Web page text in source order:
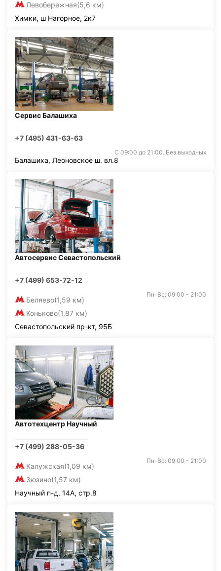
Левобережная(5,6 км)
Химки, ш Нагорное, 2к7
Сервис Балашиха
+7 (495) 431-63-63
С 09:00 до 21:00. Без выходных
Балашиха, Леоновское ш. вл.8
Автосервис Севастопольский
+7 (499) 653-72-12
Беляево(1,59 км)
Коньково(1,87 км)
Пн-Вс: 09:00 - 21:00
Севастопольский пр-кт, 95Б
Автотехцентр Научный
+7 (499) 288-05-36
Калужская(1,09 км)
Зюзино(1,57 км)
Пн-Вс: 09:00 - 21:00
Научный п-д, 14А, стр.8